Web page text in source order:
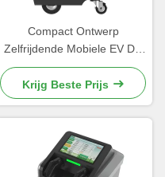
Compact Ontwerp
Zelfrijdende Mobiele EV DC
Snellaadstation 3-Fase AC
Ingang 40kWh Batterij
OCPP1.6 250A DC Uitgang
Krijg Beste Prijs